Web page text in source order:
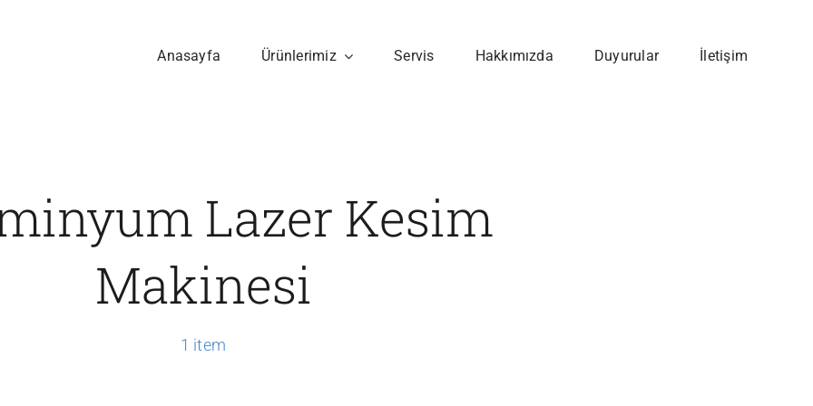
Anasayfa Ürünlerimiz Servis Hakkımızda Duyurular İletişim
Lazer Kesim
Makinesi
1 item